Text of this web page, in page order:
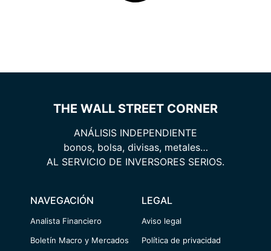
THE WALL STREET CORNER
ANÁLISIS INDEPENDIENTE
bonos, bolsa, divisas, metales…
AL SERVICIO DE INVERSORES SERIOS.
NAVEGACIÓN
Analista Financiero
Boletín Macro y Mercados
LEGAL
Aviso legal
Política de privacidad